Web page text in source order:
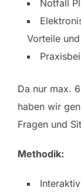
Notfall
Vorteile
Da nur max.
haben wir
Fragen und
Methodik: